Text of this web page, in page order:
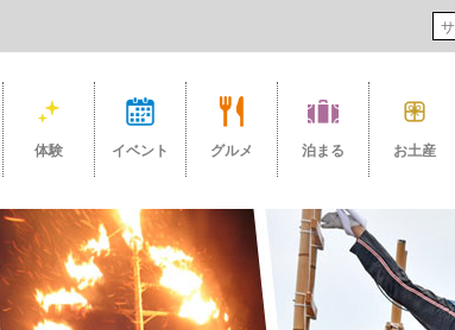
体験 イベント グルメ 泊まる お土産